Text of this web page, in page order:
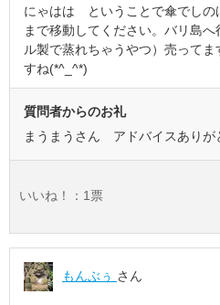
にゃはは ということで傘でしの
まで移動してください。バリ島
ル製で蒸れちゃうやつ）売って
すね(*^_^*)
質問者からのお礼
まうまうさん アドバイスありが
いいね！： 1 票
もんぶぅ さん